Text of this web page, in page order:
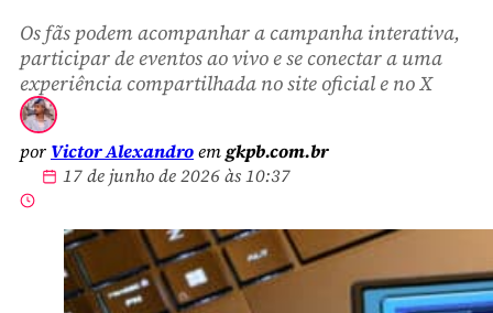
Os fãs podem acompanhar a campanha interativa,
participar de eventos ao vivo e se conectar a uma
experiência compartilhada no site oficial e no X
por Victor Alexandroemgkpb.com.br
17 de junho de 2026 às 10:37